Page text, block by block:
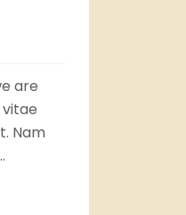
are
Nam